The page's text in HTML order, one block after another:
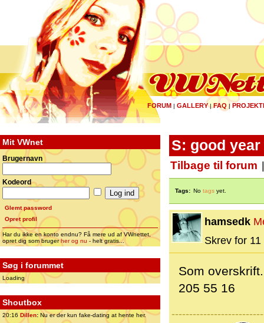
FORUM | GALLERY|FAQ |
Mit VWnet
Brugernavn
Kodeord
Glemt password
Opret profil
Har du ikke en konto endnu? Få mere ud af VWnettet,
opret dig som brugerher og nu - helt gratis...
Søg i forummet
Loading
Shoutbox
20:16 Dillen: Nu er der kun fake-dating at hente her.
S: good
Tilbage til forum
Tags: No tags yet.
hamsedk
Skrev for
Som
205 55 16